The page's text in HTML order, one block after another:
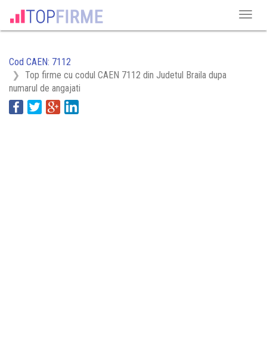
Cod CAEN: 7112
Top firme cu codul CAEN 7112 din Judetul Braila dupa
numarul de angajati